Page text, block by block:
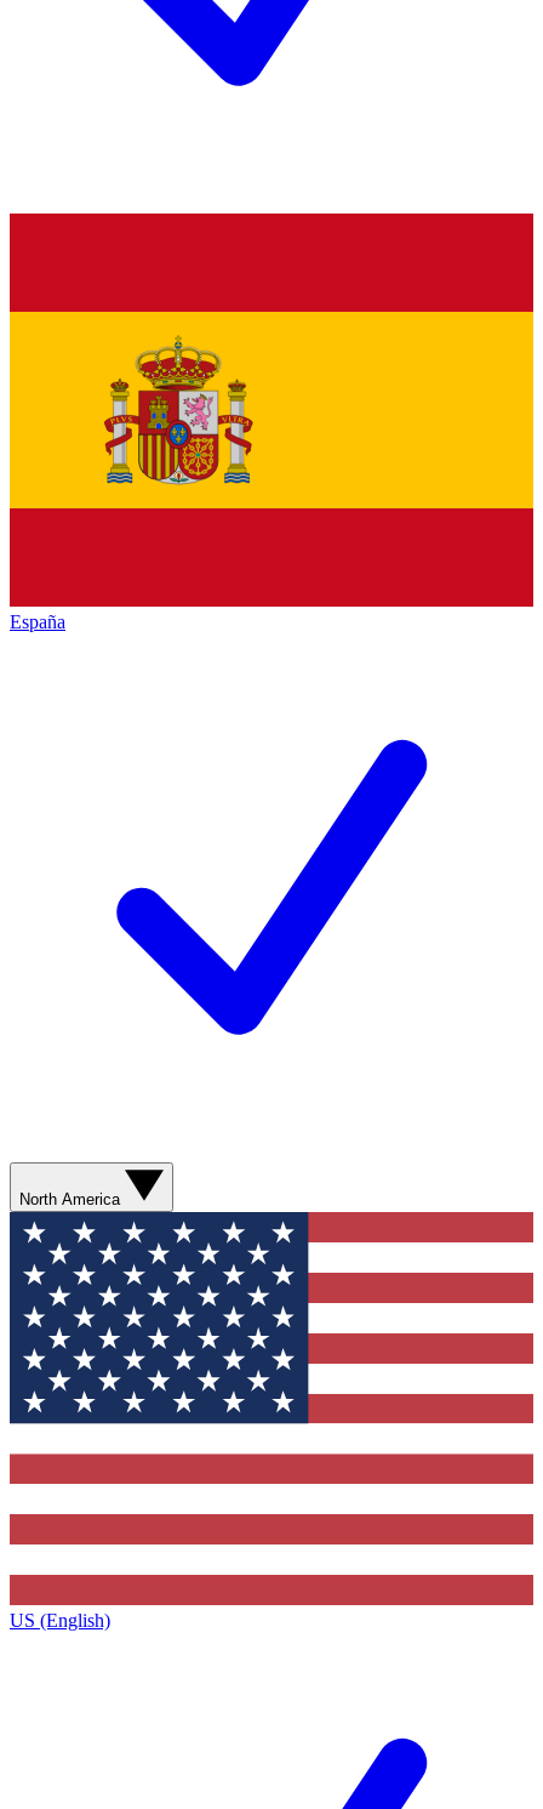
España
North America
US (English)